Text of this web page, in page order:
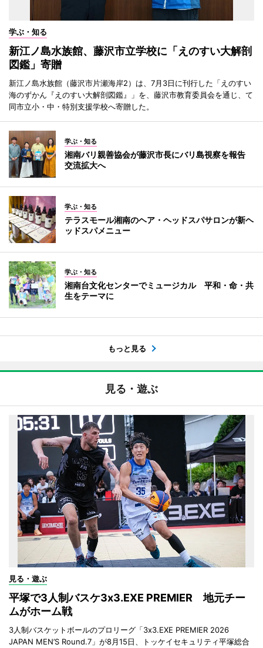
学ぶ・知る
新江ノ島水族館、藤沢市立学校に「えのすい大解剖
図鑑」寄贈
新江ノ島水族館（藤沢市片瀬海岸2）は、7月3日に刊行した「えのすい
海のずかん『えのすい大解剖図鑑』」を、藤沢市教育委員会を通じ、て
同市立小・中・特別支援学校へ寄贈した。
学ぶ・知る
湘南バリ親善協会が藤沢市長にバリ島視察を報告
交流拡大へ
学ぶ・知る
テラスモール湘南のヘア・ヘッドスパサロンが新ヘ
ッドスパメニュー
学ぶ・知る
湘南台文化センターでミュージカル 平和・命・共
生をテーマに
もっと見る
見る・遊ぶ
見る・遊ぶ
平塚で3人制バスケ3x3.EXE PREMIER 地元チー
ムがホーム戦
3人制バスケットボールのプロリーグ「3x3.EXE PREMIER 2026
JAPAN MEN’S Round.7」が8月15日、トッケイセキュリティ平塚総合